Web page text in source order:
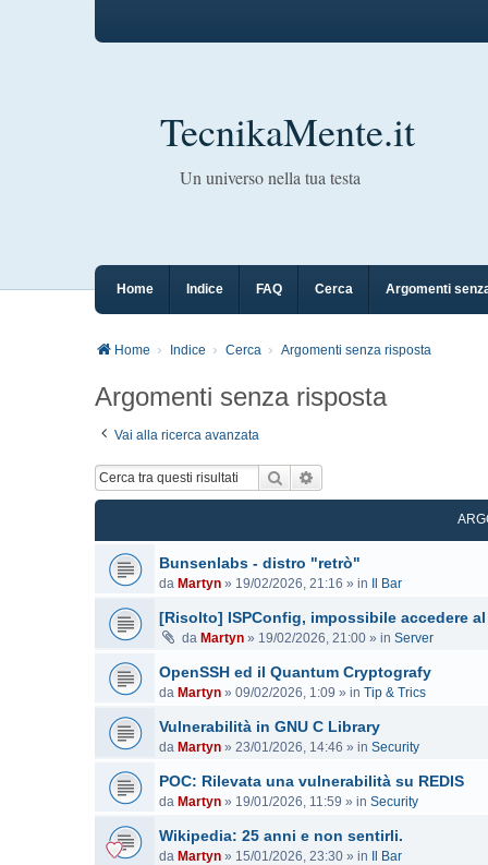
TecnikaMente.it
Un universo nella tua testa
Home Indice FAQ Cerca Argomenti
Home Indice Cerca Argomenti senza risposta
Argomenti senza risposta
Vai alla ricerca avanzata
Cerca
Bunsenlabs - distro "retrò"
da Martyn » 19/02/2026, 21:16 » in Il Bar
[Risolto] ISPConfig, impossibile accedere
da Martyn » 19/02/2026, 21:00 » in Server
OpenSSH ed il Quantum Cryptografy
da Martyn » 09/02/2026, 1:09 » in Tip & Trics
Vulnerabilità in GNU C Library
da Martyn » 23/01/2026, 14:46 » in Security
POC: Rilevata una vulnerabilità su REDIS
da Martyn » 19/01/2026, 11:59 » in Security
Wikipedia: 25 anni e non sentirli.
da Martyn » 15/01/2026, 23:30 » in Il Bar